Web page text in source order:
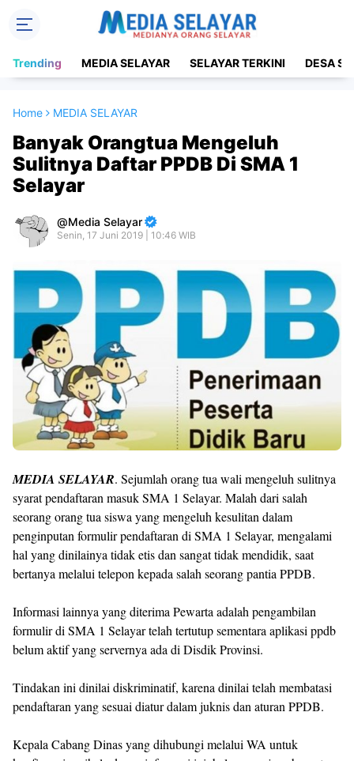
Trending MEDIA SELAYAR SELAYAR TERKINI DESA
Home MEDIA SELAYAR
Banyak Orangtua Mengeluh
Sulitnya Daftar PPDB Di SMA 1
Selayar
Media Selayar
Senin, 17 Juni 2019 | 10:46 WIB
MEDIA SELAYAR. Sejumlah orang tua wali mengeluh sulitnya
syarat pendaftaran masuk SMA 1 Selayar. Malah dari salah
seorang orang tua siswa yang mengeluh kesulitan dalam
penginputan formulir pendaftaran di SMA 1 Selayar, mengalami
hal yang dinilainya tidak etis dan sangat tidak mendidik, saat
bertanya melalui telepon kepada salah seorang pantia PPDB.
Informasi lainnya yang diterima Pewarta adalah pengambilan
formulir di SMA 1 Selayar telah tertutup sementara aplikasi ppdb
belum aktif yang servernya ada di Disdik Provinsi.
Tindakan ini dinilai diskriminatif, karena dinilai telah membatasi
pendaftaran yang sesuai diatur dalam juknis dan aturan PPDB.
Kepala Cabang Dinas yang dihubungi melalui WA untuk